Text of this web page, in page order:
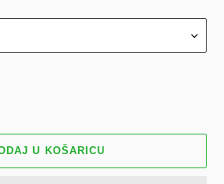
U KOŠARICU